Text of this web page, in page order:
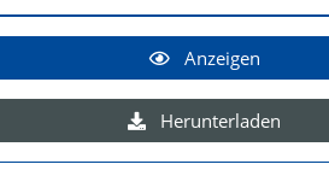
Anzeigen
Herunterladen